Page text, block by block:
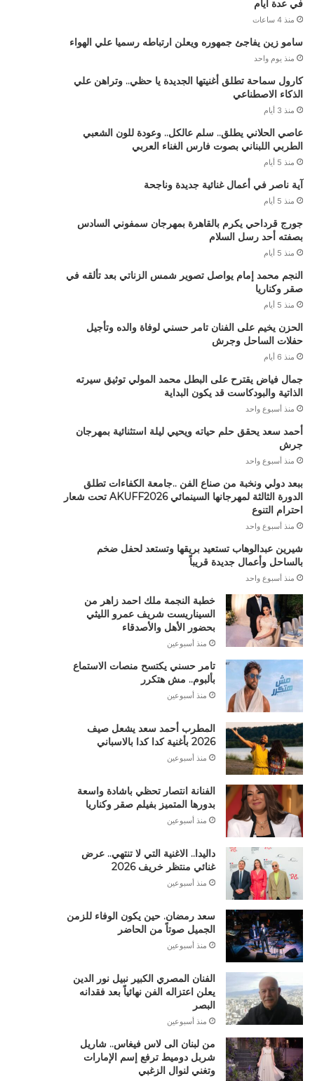
في عدة أيام
منذ 4 ساعات
سامو زين يفاجئ جمهوره ويعلن ارتباطه رسميا علي الهواء
منذ يوم واحد
كارول سماحة تطلق أغنيتها الجديدة يا حظي.. وتراهن علي
الذكاء الاصطناعي
منذ 3 أيام
عاصي الحلاني يطلق.. سلم عالكل.. وعودة للون الشعبي
الطربي اللبناني بصوت فارس الغناء العربي
منذ 5 أيام
آية ناصر في أعمال غنائية جديدة وناجحة
منذ 5 أيام
جورج قرداحي يكرم بالقاهرة بمهرجان سمفوني السادس
بصفته أحد رسل السلام
منذ 5 أيام
النجم محمد إمام يواصل تصوير شمس الزناتي بعد تألقه في
صقر وكناريا
منذ 5 أيام
الحزن يخيم على الفنان تامر حسني لوفاة والده وتأجيل
حفلات الساحل وجرش
منذ 6 أيام
جمال فياض يقترح على البطل محمد المولي توثيق سيرته
الذاتية والبودكاست قد يكون البداية
منذ أسبوع واحد
أحمد سعد يحقق حلم حياته ويحيي ليلة استثنائية بمهرجان
جرش
منذ أسبوع واحد
ببعد دولي ونخبة من صناع الفن ..جامعة الكفاءات تطلق
الدورة الثالثة لمهرجانها السينمائي AKUFF2026 تحت شعار
احترام التنوع
منذ أسبوع واحد
شيرين عبدالوهاب تستعيد بريقها وتستعد لحفل ضخم
بالساحل وأعمال جديدة قريباً
منذ أسبوع واحد
خطبة النجمة ملك احمد زاهر من
السيناريست شريف عمرو الليثي
بحضور الأهل والأصدقاء
منذ أسبوعين
تامر حسني يكتسح منصات الاستماع
بألبوم.. مش هتكرر
منذ أسبوعين
المطرب أحمد سعد يشعل صيف
2026 بأغنية كدا كدا بالاسباني
منذ أسبوعين
الفنانة انتصار تحظي باشادة واسعة
بدورها المتميز بفيلم صقر وكناريا
منذ أسبوعين
داليدا.. الاغنية التي لا تنتهي.. عرض
غنائي منتظر خريف 2026
منذ أسبوعين
سعد رمضان. حين يكون الوفاء للزمن
الجميل صوتاً من الحاضر
منذ أسبوعين
الفنان المصري الكبير نبيل نور الدين
يعلن اعتزاله الفن نهائياً بعد فقدانه
البصر
منذ أسبوعين
من لبنان الى لاس فيغاس.. شاريل
شربل دوميط ترفع إسم الإمارات
وتغني لنوال الزغبي